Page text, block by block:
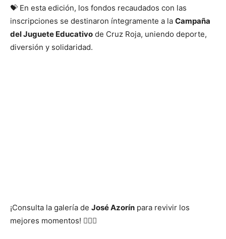
💝 En esta edición, los fondos recaudados con las
inscripciones se destinaron íntegramente a la Campaña
del Juguete Educativo de Cruz Roja, uniendo deporte,
diversión y solidaridad.
¡Consulta la galería de José Azorín para revivir los
mejores momentos! 🏃‍♂️✨